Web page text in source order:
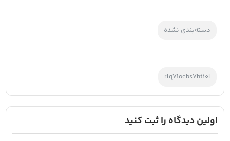
دسته‌بندی نشده
rlq71oebs7hti0l
اولین دیدگاه را ثبت کنید